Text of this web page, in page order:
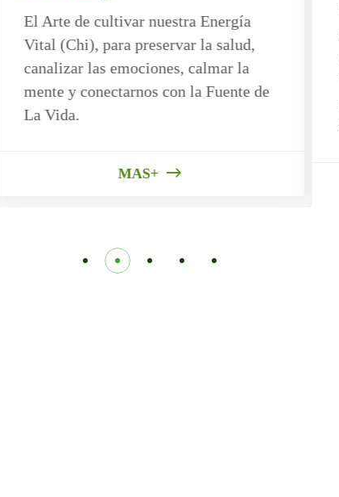
El Arte de cultivar nuestra Energía
Vital (Chi), para preservar la salud,
canalizar las emociones, calmar la
mente y conectarnos con la Fuente de
La Vida.
MAS+